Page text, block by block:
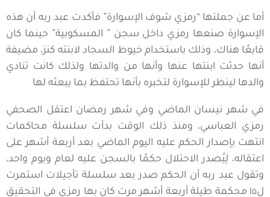
أما عن جملتها “رمزي شوف الإسوارة” فأكدت عبد ربه أن هذه
الإسوارة صنعها رمزي داخل سجن ” المسكوبية” حينما كان
قابعًا هناك، وذلك باستخدام خيوط السجاد لابنته كنز، مضيفة
أنها حدثت ابنتها عنها وأنها من والدتها ولذلك كانت تنادي
والدها لينظر للإسوارة لتخبره بأنها تحتفظ بما يبعثه لها
في شهر نيسان الماضي وفي شهر رمضان اعتقل الصحفي
رمزي العباسي، ومنذ ذلك الوقت بدأت سلسلة محاكمات
انتهت بإصدار الحكم عليه اليوم الماضي بعد أربعة أشهر على
اعتقاله، لِيُصدر الاحتلال حكمًا بالسجن عليه لعام ويوم واحد،
وتقول عبد ربه أن الحكم صدر بعد سلسلة تأجيلات استمرت
ل١٥ محكمة طيلة أربعة أشهر مرت كان بها رمزي في التحقيق